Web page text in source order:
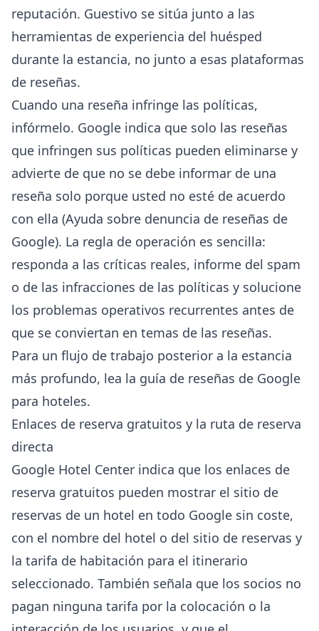
reputación. Guestivo se sitúa junto a las
herramientas de experiencia del huésped
durante la estancia, no junto a esas plataformas
de reseñas.
Cuando una reseña infringe las políticas,
infórmelo. Google indica que solo las reseñas
que infringen sus políticas pueden eliminarse y
advierte de que no se debe informar de una
reseña solo porque usted no esté de acuerdo
con ella (Ayuda sobre denuncia de reseñas de
Google). La regla de operación es sencilla:
responda a las críticas reales, informe del spam
o de las infracciones de las políticas y solucione
los problemas operativos recurrentes antes de
que se conviertan en temas de las reseñas.
Para un flujo de trabajo posterior a la estancia
más profundo, lea la guía de reseñas de Google
para hoteles.
Enlaces de reserva gratuitos y la ruta de reserva
directa
Google Hotel Center indica que los enlaces de
reserva gratuitos pueden mostrar el sitio de
reservas de un hotel en todo Google sin coste,
con el nombre del hotel o del sitio de reservas y
la tarifa de habitación para el itinerario
seleccionado. También señala que los socios no
pagan ninguna tarifa por la colocación o la